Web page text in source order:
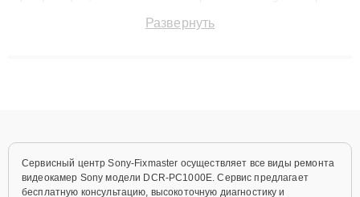
до 3 лет. Наши мастера решают сложные случаи: от замены
Развернуть
Сервисный центр Sony-Fixmaster осуществляет все виды ремонта
видеокамер Sony модели DCR-PC1000E. Сервис предлагает
бесплатную консультацию, высокоточную диагностику и